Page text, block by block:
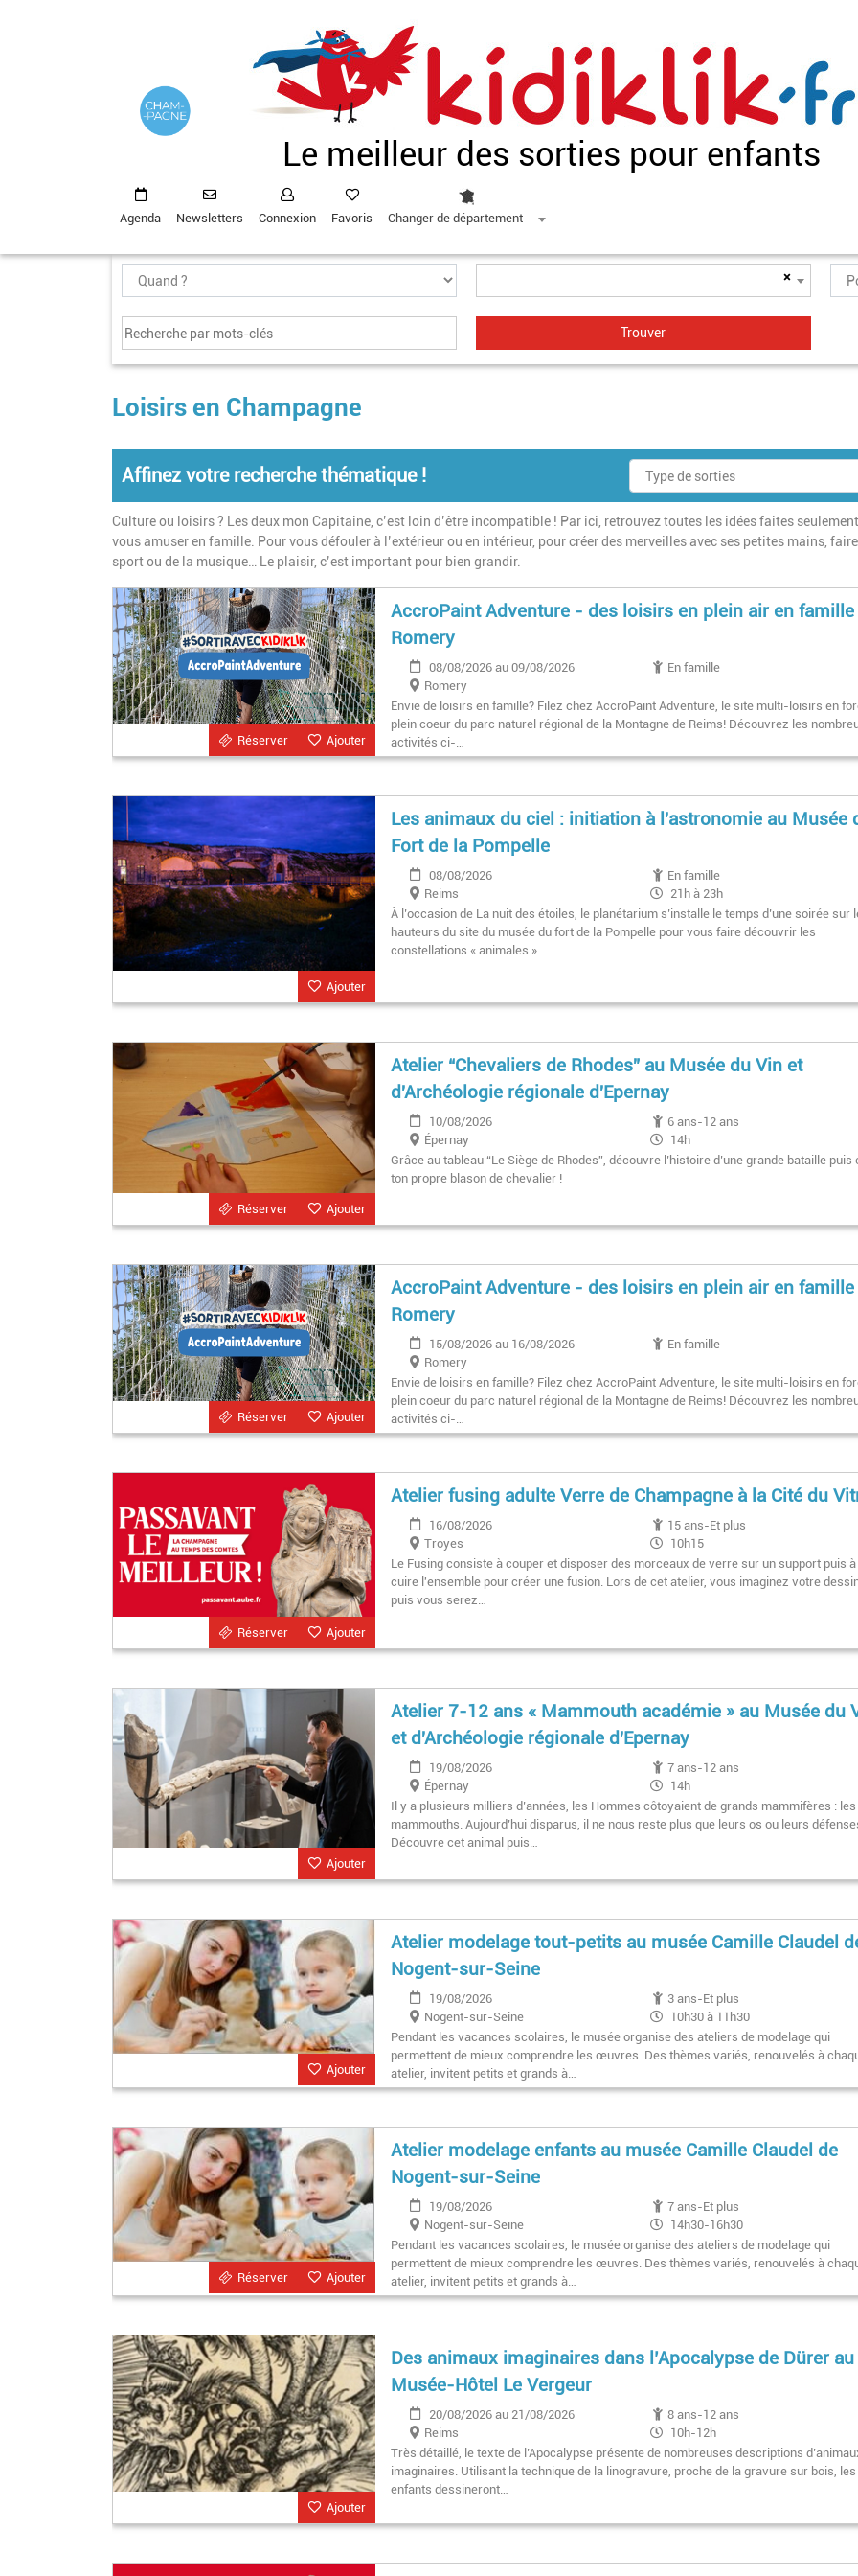
Le meilleur des sorties pour enfants
Agenda Newsletters Connexion Favoris Changer de département
×
Loisirs en Champagne
Affinez votre recherche thématique !
Culture ou loisirs ? Les deux mon Capitaine, c’est loin d’être incompatible ! Par ici, retrouvez toutes les idées faites
vous amuser en famille. Pour vous défouler à l’extérieur ou en intérieur, pour créer des merveilles avec ses petites mains,
sport ou de la musique… Le plaisir, c’est important pour bien grandir.
Ajouter
Réserver
AccroPaint Adventure - des loisirs en plein air en famille
Romery
08/08/2026 au 09/08/2026
En famille
Romery
Envie de loisirs en famille? Filez chez AccroPaint Adventure, le site multi-loisirs en
plein coeur du parc naturel régional de la Montagne de Reims! Découvrez les
activités ci-…
Ajouter
Les animaux du ciel : initiation à l'astronomie au Musée
Fort de la Pompelle
08/08/2026
En famille
Reims
21h à 23h
À l’occasion de La nuit des étoiles, le planétarium s’installe le temps d’une soirée sur
hauteurs du site du musée du fort de la Pompelle pour vous faire découvrir les
constellations « animales ».
Ajouter
Réserver
Atelier “Chevaliers de Rhodes” au Musée du Vin et
d'Archéologie régionale d'Epernay
10/08/2026
6 ans-12 ans
Épernay
14h
Grâce au tableau “Le Siège de Rhodes”, découvre l’histoire d’une grande bataille puis
ton propre blason de chevalier !
Ajouter
Réserver
AccroPaint Adventure - des loisirs en plein air en famille
Romery
15/08/2026 au 16/08/2026
En famille
Romery
Envie de loisirs en famille? Filez chez AccroPaint Adventure, le site multi-loisirs en
plein coeur du parc naturel régional de la Montagne de Reims! Découvrez les
activités ci-…
Ajouter
Réserver
Atelier fusing adulte Verre de Champagne à la Cité du
16/08/2026
15 ans-Et plus
Troyes
10h15
Le Fusing consiste à couper et disposer des morceaux de verre sur un support puis à
cuire l'ensemble pour créer une fusion. Lors de cet atelier, vous imaginez votre
puis vous serez…
Ajouter
Atelier 7-12 ans « Mammouth académie » au Musée du
et d'Archéologie régionale d'Epernay
19/08/2026
7 ans-12 ans
Épernay
14h
Il y a plusieurs milliers d’années, les Hommes côtoyaient de grands mammifères : les
mammouths. Aujourd’hui disparus, il ne nous reste plus que leurs os ou leurs
Découvre cet animal puis…
Ajouter
Atelier modelage tout-petits au musée Camille Claudel
Nogent-sur-Seine
19/08/2026
3 ans-Et plus
Nogent-sur-Seine
10h30 à 11h30
Pendant les vacances scolaires, le musée organise des ateliers de modelage qui
permettent de mieux comprendre les œuvres. Des thèmes variés, renouvelés à
atelier, invitent petits et grands à…
Ajouter
Réserver
Atelier modelage enfants au musée Camille Claudel de
Nogent-sur-Seine
19/08/2026
7 ans-Et plus
Nogent-sur-Seine
14h30-16h30
Pendant les vacances scolaires, le musée organise des ateliers de modelage qui
permettent de mieux comprendre les œuvres. Des thèmes variés, renouvelés à
atelier, invitent petits et grands à…
Ajouter
Des animaux imaginaires dans l’Apocalypse de Dürer au
Musée-Hôtel Le Vergeur
20/08/2026 au 21/08/2026
8 ans-12 ans
Reims
10h-12h
Très détaillé, le texte de l’Apocalypse présente de nombreuses descriptions
imaginaires. Utilisant la technique de la linogravure, proche de la gravure sur bois, les
enfants dessineront…